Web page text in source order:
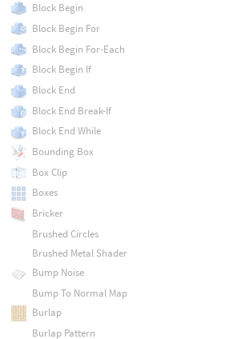
Block Begin
Block Begin For
Block Begin For-Each
Block Begin If
Block End
Block End Break-If
Block End While
Bounding Box
Box Clip
Boxes
Bricker
Brushed Circles
Brushed Metal Shader
Bump Noise
Bump To Normal Map
Burlap
Burlap Pattern